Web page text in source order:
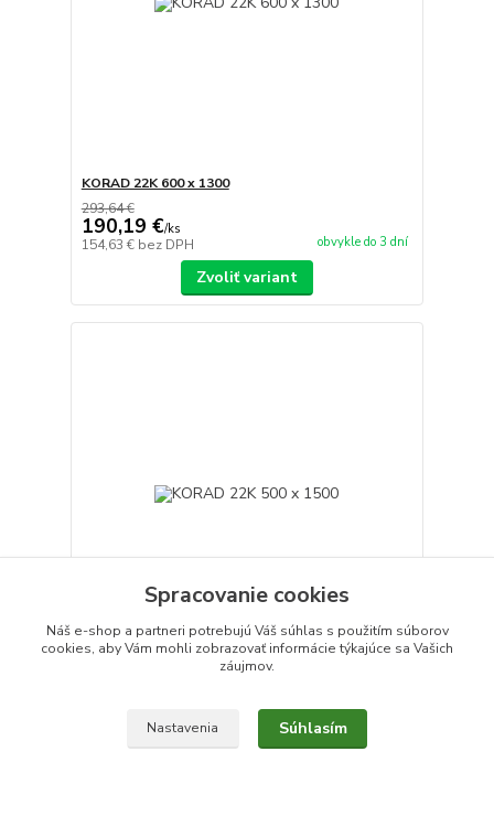
KORAD 22K 600 x 1300
293,64 €
190,19 €/ks
154,63 € bez DPH obvykle do 3 dní
Zvoliť variant
KORAD 22K 500 x 1500
194,87 €
bez DPH obvykle do 3 dní
Spracovanie cookies
Náš e-shop a partneri potrebujú Váš súhlas s použitím súborov
cookies, aby Vám mohli zobrazovať informácie týkajúce sa Vašich
záujmov.
Nastavenia Súhlasím